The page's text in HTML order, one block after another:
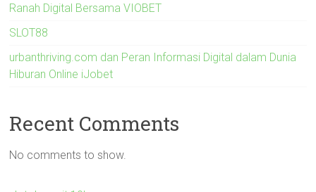
Ranah Digital Bersama VIOBET
SLOT88
urbanthriving.com dan Peran Informasi Digital dalam Dunia
Hiburan Online iJobet
Recent Comments
No comments to show.